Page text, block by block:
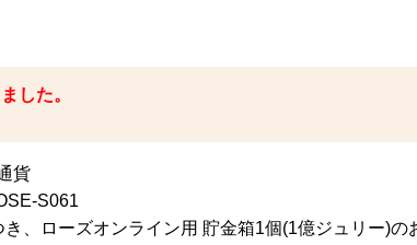
した。
貨
S061
き、ローズオンライン用 貯金箱1個(1億ジュリー)の